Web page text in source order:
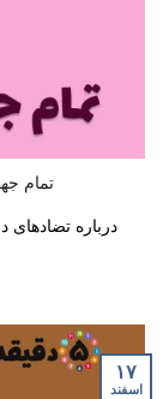
تمام
درباره تضادهای
۱۷
اسفند